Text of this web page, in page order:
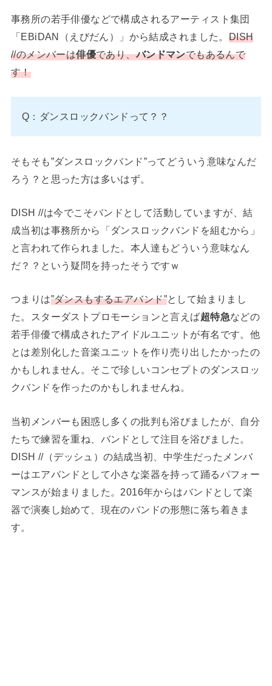
事務所の若手俳優などで構成されるアーティスト集団
「EBiDAN（えびだん）」から結成されました。 DISH
//のメンバーは俳優であり、バンドマンでもあるんで
す！
Q：ダンスロックバンドって？？
そもそも”ダンスロックバンド”ってどういう意味なんだ
ろう？と思った方は多いはず。
DISH //は今でこそバンドとして活動していますが、結
成当初は事務所から「ダンスロックバンドを組むから」
と言われて作られました。本人達もどういう意味なん
だ？？という疑問を持ったそうですｗ
つまりは”ダンスもするエアバンド”として始まりまし
た。スターダストプロモーションと言えば超特急などの
若手俳優で構成されたアイドルユニットが有名です。他
とは差別化した音楽ユニットを作り売り出したかったの
かもしれません。そこで珍しいコンセプトのダンスロッ
クバンドを作ったのかもしれませんね。
当初メンバーも困惑し多くの批判も浴びましたが、自分
たちで練習を重ね、バンドとして注目を浴びました。
DISH //（デッシュ）の結成当初、中学生だったメンバ
ーはエアバンドとして小さな楽器を持って踊るパフォー
マンスが始まりました。2016年からはバンドとして楽
器で演奏し始めて、現在のバンドの形態に落ち着きま
す。